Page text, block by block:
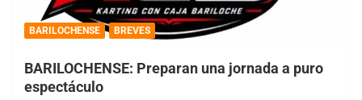
BARILOCHENSE BREVES
BARILOCHENSE: Preparan una jornada a puro
espectáculo